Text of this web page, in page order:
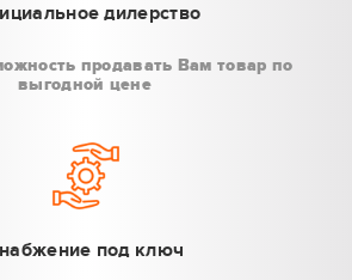
дилерство
продавать Вам товар по
выгодной цене
под ключ